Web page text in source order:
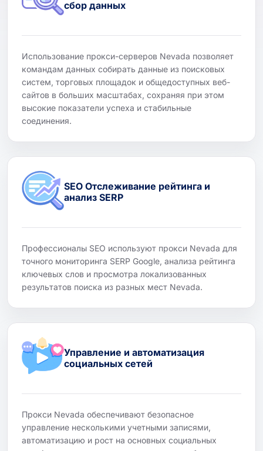
сбор данных
Использование прокси-серверов Nevada позволяет
командам данных собирать данные из поисковых
систем, торговых площадок и общедоступных веб-
сайтов в больших масштабах, сохраняя при этом
высокие показатели успеха и стабильные
соединения.
SEO Отслеживание рейтинга и
анализ SERP
Профессионалы SEO используют прокси Nevada для
точного мониторинга SERP Google, анализа рейтинга
ключевых слов и просмотра локализованных
результатов поиска из разных мест Nevada.
Управление и автоматизация
социальных сетей
Прокси Nevada обеспечивают безопасное
управление несколькими учетными записями,
автоматизацию и рост на основных социальных